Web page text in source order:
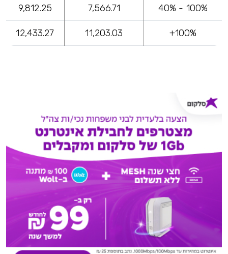
100% - 40%
7,566.71
9,812.25
100%+
11,203.03
12,433.27